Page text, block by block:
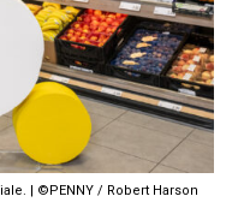
| ©PENNY / Robert Harson